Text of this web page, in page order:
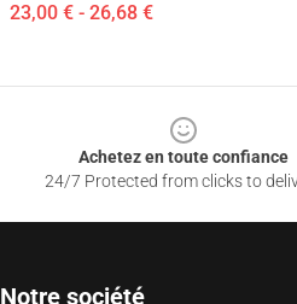
23,00 € - 26,68 €
Achetez en toute confiance
24/7 Protected from clicks to
Notre société